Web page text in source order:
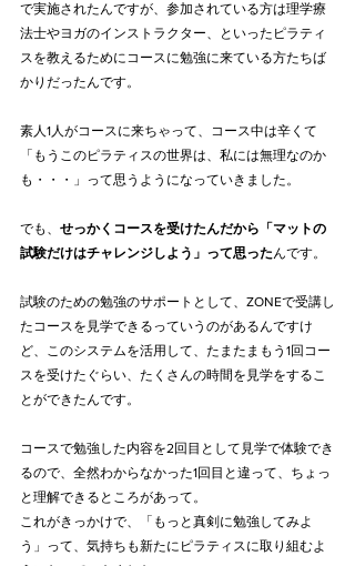
で実施されたんですが、参加されている方は理学療
法士やヨガのインストラクター、といったピラティ
スを教えるためにコースに勉強に来ている方たちば
かりだったんです。
素人1人がコースに来ちゃって、コース中は辛くて
「もうこのピラティスの世界は、私には無理なのか
も・・・」って思うようになっていきました。
でも、 せっかくコースを受けたんだから「マットの
試験だけはチャレンジしよう」って思ったんです。
試験のための勉強のサポートとして、ZONEで受講し
たコースを見学できるっていうのがあるんですけ
ど、このシステムを活用して、たまたまもう1回コー
スを受けたぐらい、たくさんの時間を見学をするこ
とができたんです。
コースで勉強した内容を2回目として見学で体験でき
るので、全然わからなかった1回目と違って、ちょっ
と理解できるところがあって。
これがきっかけで、「もっと真剣に勉強してみよ
う」って、気持ちも新たにピラティスに取り組むよ